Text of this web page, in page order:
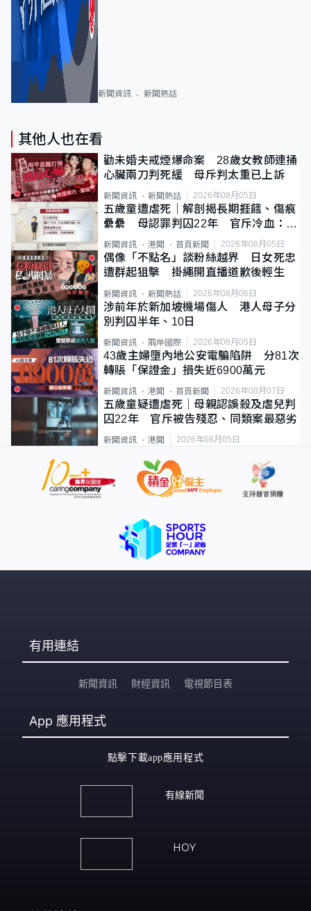
新聞資訊 新聞熱話
其他人也在看
勸未婚夫戒煙爆命案 28歲女教師連捅
心臟兩刀判死緩 母斥判太重已上訴
新聞資訊 新聞熱話 2026年08月05日
五歲童遭虐死｜解剖揭長期捱餓、傷痕
纍纍 母認罪判囚22年 官斥冷血：同
類案最惡劣
新聞資訊 港聞 首頁新聞 2026年08月05日
偶像「不點名」談粉絲越界 日女死忠
遭群起狙擊 掛繩開直播道歉後輕生
新聞資訊 新聞熱話 2026年08月06日
涉前年於新加坡機場傷人 港人母子分
別判囚半年、10日
新聞資訊 兩岸國際 2026年08月05日
43歲主婦墮內地公安電騙陷阱 分81次
轉賬「保證金」損失近6900萬元
新聞資訊 港聞 首頁新聞 2026年08月07日
五歲童疑遭虐死｜母親認誤殺及虐兒判
囚22年 官斥被告殘忍、同類案最惡劣
新聞資訊 港聞 2026年08月05日
有用連結
新聞資訊 財經資訊 電視節目表
App 應用程式
點擊下載app應用程式
有線新聞
HOY